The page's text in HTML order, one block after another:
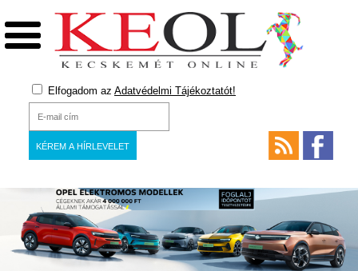
Elfogadom az Adatvédelmi Tájékoztatót!